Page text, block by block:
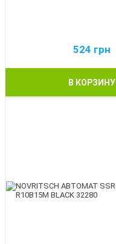
524 грн
В КОРЗИНУ